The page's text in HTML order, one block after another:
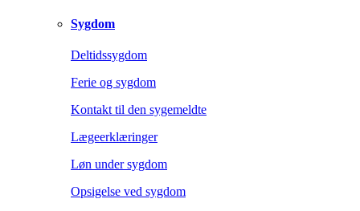
Sygdom
Deltidssygdom
Ferie og sygdom
Kontakt til den sygemeldte
Lægeerklæringer
Løn under sygdom
Opsigelse ved sygdom